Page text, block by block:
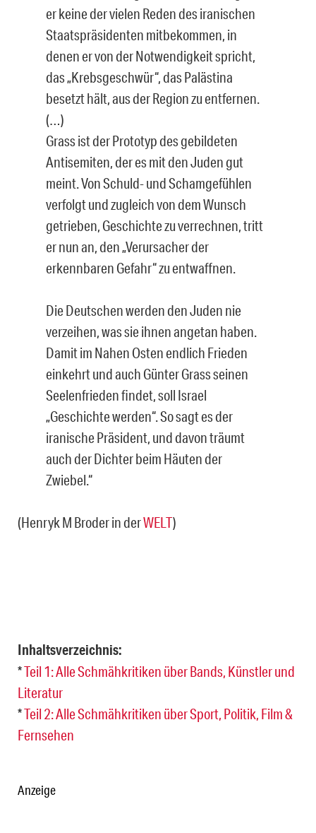
er keine der vielen Reden des iranischen
Staatspräsidenten mitbekommen, in
denen er von der Notwendigkeit spricht,
das „Krebsgeschwür“, das Palästina
besetzt hält, aus der Region zu entfernen.
(…)
Grass ist der Prototyp des gebildeten
Antisemiten, der es mit den Juden gut
meint. Von Schuld- und Schamgefühlen
verfolgt und zugleich von dem Wunsch
getrieben, Geschichte zu verrechnen, tritt
er nun an, den „Verursacher der
erkennbaren Gefahr“ zu entwaffnen.
Die Deutschen werden den Juden nie
verzeihen, was sie ihnen angetan haben.
Damit im Nahen Osten endlich Frieden
einkehrt und auch Günter Grass seinen
Seelenfrieden findet, soll Israel
„Geschichte werden“. So sagt es der
iranische Präsident, und davon träumt
auch der Dichter beim Häuten der
Zwiebel.“
(Henryk M Broder in derWELT)
Inhaltsverzeichnis:
*Teil 1: Alle Schmähkritiken über Bands, Künstler und
Literatur
*Teil 2: Alle Schmähkritiken über Sport, Politik, Film &
Fernsehen
Anzeige